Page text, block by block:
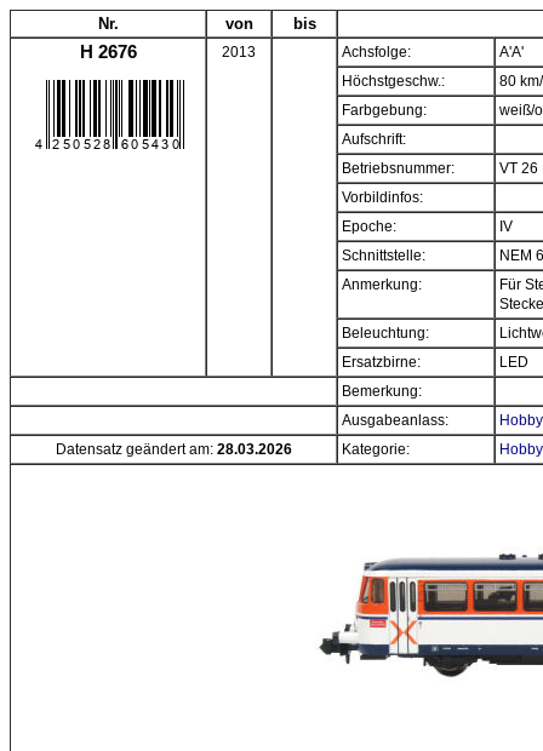
Nr. von bis
H 2676 2013 Achsfolge:
A'A'
Höchstgeschw.:
80
Farbgebung:
weiß/
Aufschrift:
Betriebsnummer:
VT 26
Vorbildinfos:
Epoche:
IV
Schnittstelle:
NEM
Anmerkung:
Für
Beleuchtung:
Ersatzbirne:
LED
Bemerkung:
Ausgabeanlass:
Datensatz geändert am: 28.03.2026 Kategorie: